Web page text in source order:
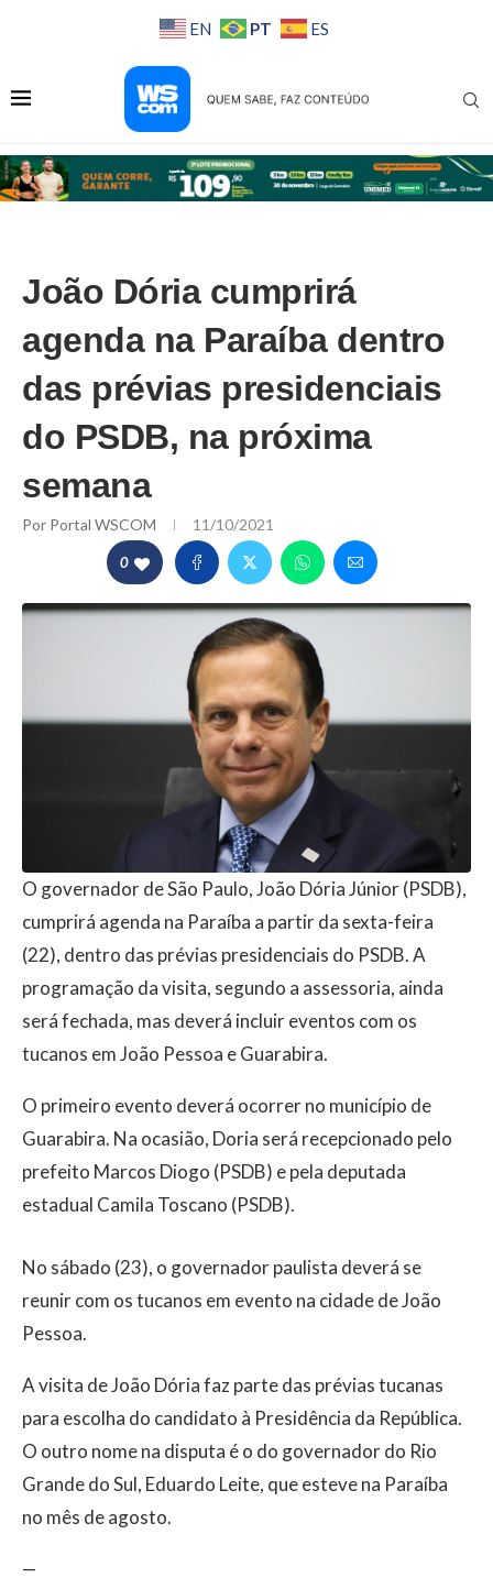
EN PT ES
João Dória cumprirá
agenda na Paraíba dentro
das prévias presidenciais
do PSDB, na próxima
semana
Por Portal WSCOM 11/10/2021
0
O governador de São Paulo, João Dória Júnior (PSDB),
cumprirá agenda na Paraíba a partir da sexta-feira
(22), dentro das prévias presidenciais do PSDB. A
programação da visita, segundo a assessoria, ainda
será fechada, mas deverá incluir eventos com os
tucanos em João Pessoa e Guarabira.
O primeiro evento deverá ocorrer no município de
Guarabira. Na ocasião, Doria será recepcionado pelo
prefeito Marcos Diogo (PSDB) e pela deputada
estadual Camila Toscano (PSDB).
No sábado (23), o governador paulista deverá se
reunir com os tucanos em evento na cidade de João
Pessoa.
A visita de João Dória faz parte das prévias tucanas
para escolha do candidato à Presidência da República.
O outro nome na disputa é o do governador do Rio
Grande do Sul, Eduardo Leite, que esteve na Paraíba
no mês de agosto.
—